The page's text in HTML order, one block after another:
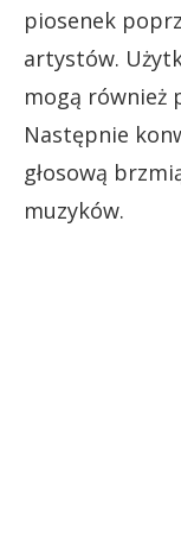
piosenek
artystów.
mogą również
Następnie
głosową
muzyków.